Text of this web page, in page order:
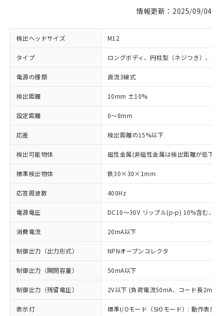
情報更新：2025/09/04
検出ヘッドサイズ M12
タイプ ロングボディ、円柱型（ネジつき）、非
電源の種類 直流3線式
検出距離 10mm ±10%
設定距離 0～8mm
応差 検出距離の15%以下
検出可能物体 磁性金属(非磁性金属は検出距離が低下し
標準検出物体 鉄30×30×1mm
応答周波数 400Hz
電源電圧 DC10～30V リップル(p-p) 10%含む、
消費電流 20mA以下
制御出力（出力形式） NPNオープンコレクタ
制御出力（開閉容量） 50mA以下
制御出力（残留電圧） 2V以下 (負荷電流50mA、コード長2m時)
表示灯 標準I/Oモード（SIOモード）: 動作表示